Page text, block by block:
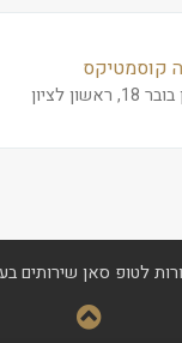
קוסמטיקס
ראשון לציון
לטופ סאן שירותים בע"מ